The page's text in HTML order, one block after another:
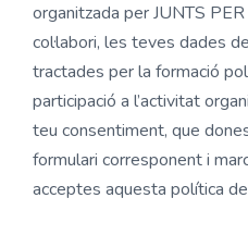
organitzada per JUNTS
col·labori, les teves dades
tractades per la formació
participació a l’activitat
teu consentiment, que
formulari corresponent i
acceptes aquesta política